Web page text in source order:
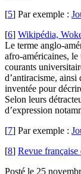
[5] Par exemple :
[6] Wikipédia,
Le terme anglo-
afro-américaines, le
courants
d’antiracisme,
inventée pour
Selon leurs
d’expression
[7] Par exemple :
[8] Revue
Posté le 25